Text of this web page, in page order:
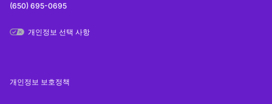
(650) 695-0695
개인정보 선택 사항
개인정보 보호정책